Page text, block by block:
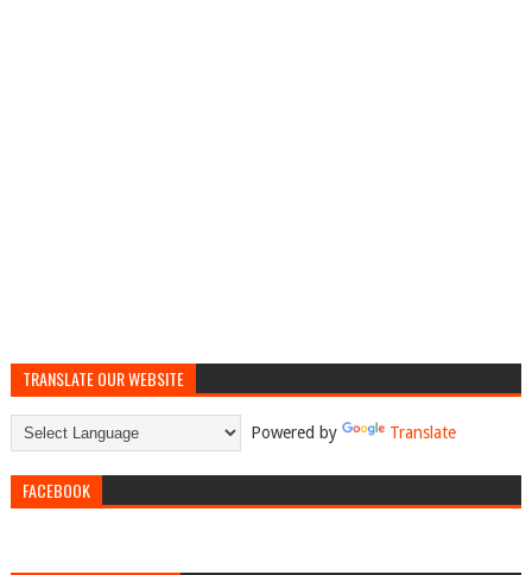
TRANSLATE OUR WEBSITE
Powered by Translate
FACEBOOK